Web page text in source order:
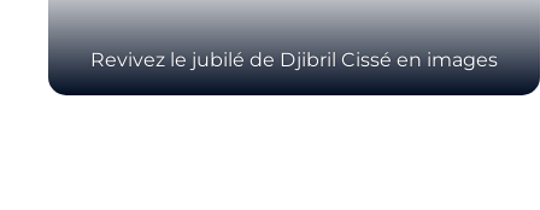
Revivez le jubilé de Djibril Cissé en images